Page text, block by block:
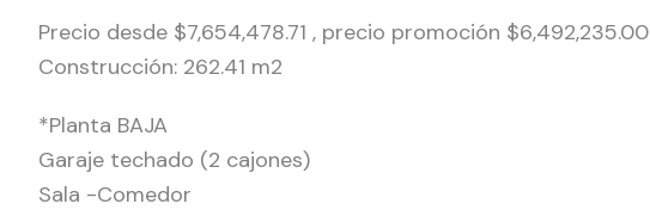
Precio desde $7,654,478.71 , precio promoción $6,492,235.00
Construcción: 262.41 m2
*Planta BAJA
Garaje techado (2 cajones)
Sala -Comedor